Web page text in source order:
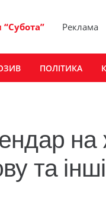
Реклама
ПОЛІТИКА
на
та інші